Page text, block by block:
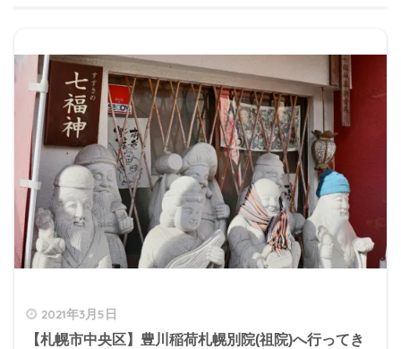
2021年3月5日
【札幌市中央区】豊川稲荷札幌別院(祖院)へ行ってき